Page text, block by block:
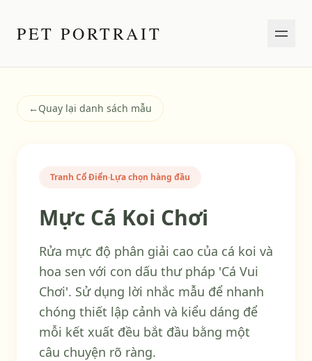
PET PORTRAIT
←Quay lại danh sách mẫu
Tranh Cổ Điển·Lựa chọn hàng đầu
Mực Cá Koi Chơi
Rửa mực độ phân giải cao của cá koi và
hoa sen với con dấu thư pháp 'Cá Vui
Chơi'. Sử dụng lời nhắc mẫu để nhanh
chóng thiết lập cảnh và kiểu dáng để
mỗi kết xuất đều bắt đầu bằng một
câu chuyện rõ ràng.